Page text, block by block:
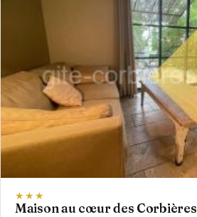
★★★
Maison au cœur des Corbières